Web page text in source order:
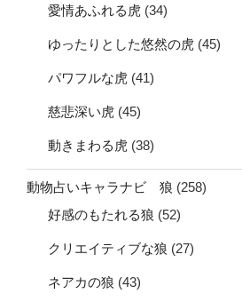
愛情あふれる虎 (34)
ゆったりとした悠然の虎 (45)
パワフルな虎 (41)
慈悲深い虎 (45)
動きまわる虎 (38)
動物占いキャラナビ 狼 (258)
好感のもたれる狼 (52)
クリエイティブな狼 (27)
ネアカの狼 (43)